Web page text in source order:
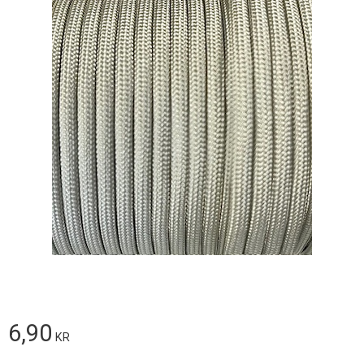
6,90 KR